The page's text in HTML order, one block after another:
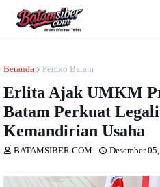
Beranda Pemko Batam
Erlita Ajak UMKM
Batam Perkuat
Kemandirian Usaha
BATAMSIBER.COM Desember